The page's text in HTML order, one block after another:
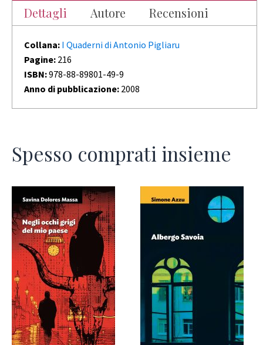
Dettagli Autore Recensioni
Collana: I Quaderni di Antonio Pigliaru
Pagine: 216
ISBN:978-88-89801-49-9
Anno di pubblicazione: 2008
Spesso comprati insieme